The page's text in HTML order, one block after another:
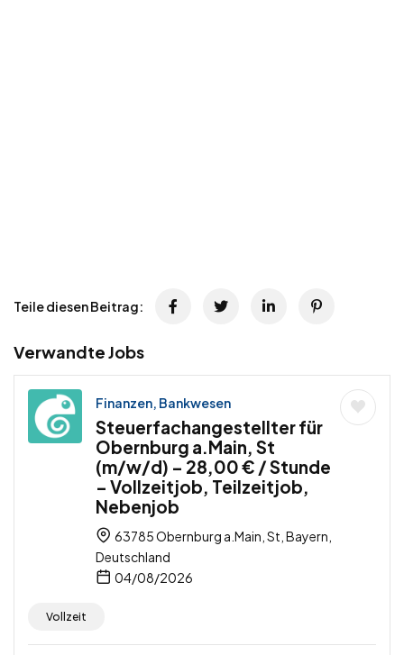
Teile diesen Beitrag:
Verwandte Jobs
Finanzen, Bankwesen
Steuerfachangestellter für
Obernburg a.Main, St
(m/w/d) – 28,00 € / Stunde
– Vollzeitjob, Teilzeitjob,
Nebenjob
63785 Obernburg a.Main, St, Bayern,
Deutschland
04/08/2026
Vollzeit